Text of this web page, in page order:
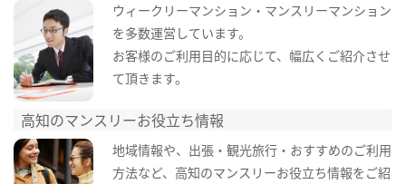
ウィークリーマンション・マンスリーマンション
を多数運営しています。
お客様のご利用目的に応じて、幅広くご紹介させ
て頂きます。
高知のマンスリーお役立ち情報
地域情報や、出張・観光旅行・おすすめのご利用
方法など、高知のマンスリーお役立ち情報をご紹